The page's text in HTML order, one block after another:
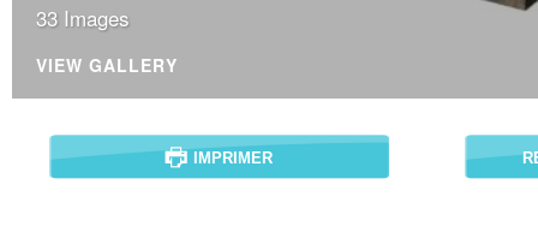
33 Images
VIEW GALLERY
IMPRIMER